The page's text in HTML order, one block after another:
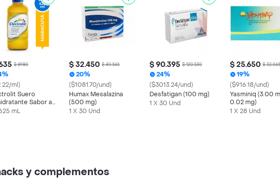
$ 8980
ml)
Suero
Sabor a
mL
$ 32.450 $ 40.565
20%
($1081.70/und)
Humax Mesalazina
(500 mg)
1 X 30 Und
$ 90.395 $ 120.530
24%
($3013.24/und)
Desfatigan (100 mg)
1 X 30 Und
$ 25.650 $ 32.065
19%
($916.18/und)
Yasminiq (3.00
0.02 mg)
1 X 28 Und
y complementos